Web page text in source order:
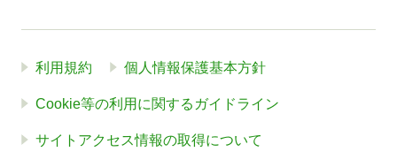
利用規約 個人情報保護基本方針
Cookie等の利用に関するガイドライン
サイトアクセス情報の取得について